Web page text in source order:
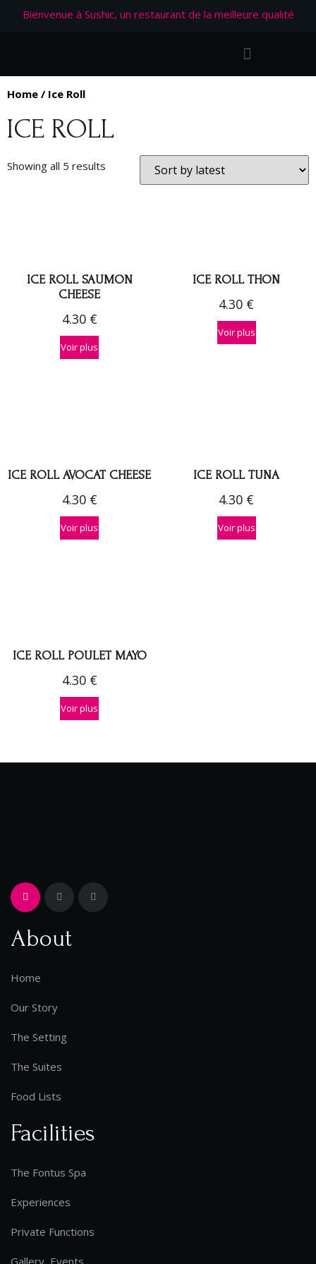
Bienvenue à Sushic, un restaurant de la meilleure qualité
Home / Ice Roll
ICE ROLL
Showing all 5 results
ICE ROLL SAUMON
CHEESE
4.30 €
Voir plus
ICE ROLL THON
4.30 €
Voir plus
ICE ROLL AVOCAT CHEESE
4.30 €
Voir plus
ICE ROLL TUNA
4.30 €
Voir plus
ICE ROLL POULET MAYO
4.30 €
Voir plus
About
Home
Our Story
The Setting
The Suites
Food Lists
Facilities
The Fontus Spa
Experiences
Private Functions
Gallery, Events